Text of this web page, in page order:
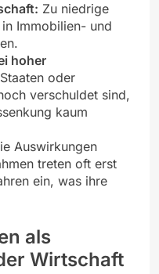
Zu niedrige
Immobilien- und
hoher
oder
verschuldet sind,
kaum
Auswirkungen
treten oft erst
ein, was ihre
als
Wirtschaft